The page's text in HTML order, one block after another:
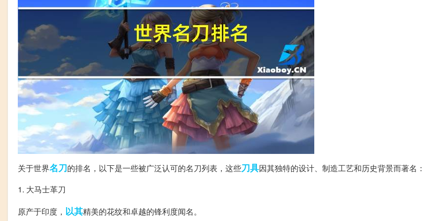
关于世界名刀的排名，以下是一些被广泛认可的名刀列表，这些刀具因其独特的设计、制造工艺和历史背景而著名：
1. 大马士革刀
原产于印度， 以其精美的花纹和卓越的锋利度闻名。